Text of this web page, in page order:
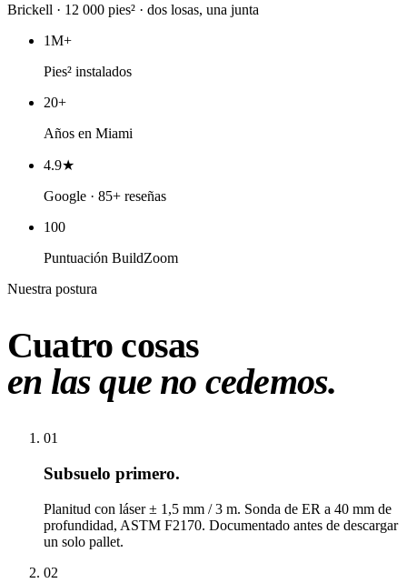
Brickell · 12 000 pies² · dos losas, una junta
1M+
Pies² instalados
20+
Años en Miami
4.9★
Google · 85+ reseñas
100
Puntuación BuildZoom
Nuestra postura
Cuatro cosas
en las que no cedemos.
01
Subsuelo primero.
Planitud con láser ± 1,5 mm / 3 m. Sonda de ER a 40 mm de
profundidad, ASTM F2170. Documentado antes de descargar
un solo pallet.
02